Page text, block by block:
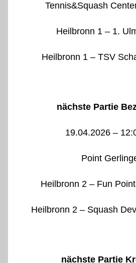
Tennis&Squash
Heilbronn 1 – 1.
Heilbronn 1 – TSV
nächste Partie
19.04.2026 –
Point
Heilbronn 2 – Fun
Heilbronn 2 – Squash
nächste Partie